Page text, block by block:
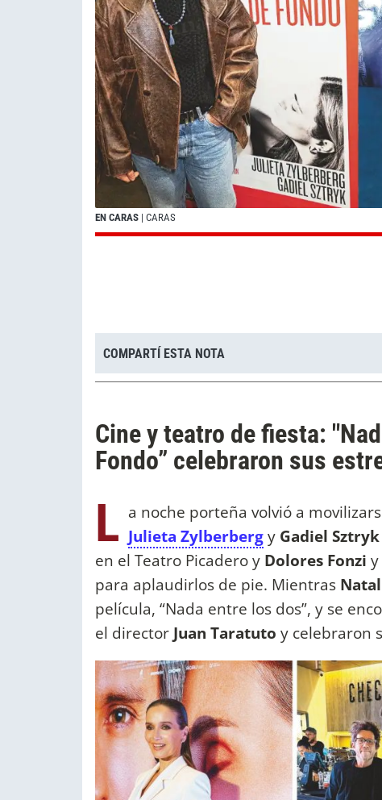
EN CARAS | CARAS
COMPARTÍ ESTA NOTA
Cine y teatro de fiesta:
Fondo” celebraron sus
L a noche porteña volvió a
Julieta Zylberbergy Gadiel Sztryk
en el Teatro Picadero y Dolores Fonzi y
para aplaudirlos de pie. Mientras
película, “Nada entre los dos”, y se
el director Juan Taratuto y celebraron